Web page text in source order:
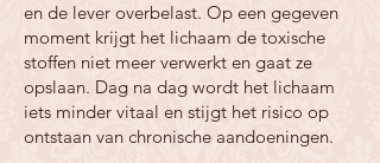
en de lever overbelast. Op een gegeven
moment krijgt het lichaam de toxische
stoffen niet meer verwerkt en gaat ze
opslaan. Dag na dag wordt het lichaam
iets minder vitaal en stijgt het risico op
ontstaan van chronische aandoeningen.